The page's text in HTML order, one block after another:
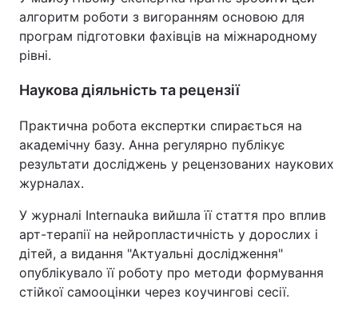
алгоритм роботи з вигоранням основою для
програм підготовки фахівців на міжнародному
рівні.
Наукова діяльність та рецензії
Практична робота експертки спирається на
академічну базу. Анна регулярно публікує
результати досліджень у рецензованих наукових
журналах.
У журналі Internauka вийшла її стаття про вплив
арт-терапії на нейропластичність у дорослих і
дітей, а видання "Актуальні дослідження"
опублікувало її роботу про методи формування
стійкої самооцінки через коучингові сесії.